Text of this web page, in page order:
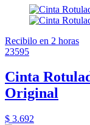
Recibilo en 2 horas
23595
Cinta
Original
$ 3.692